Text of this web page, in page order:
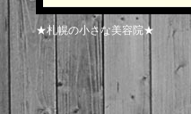
★札幌の小さな美容院★